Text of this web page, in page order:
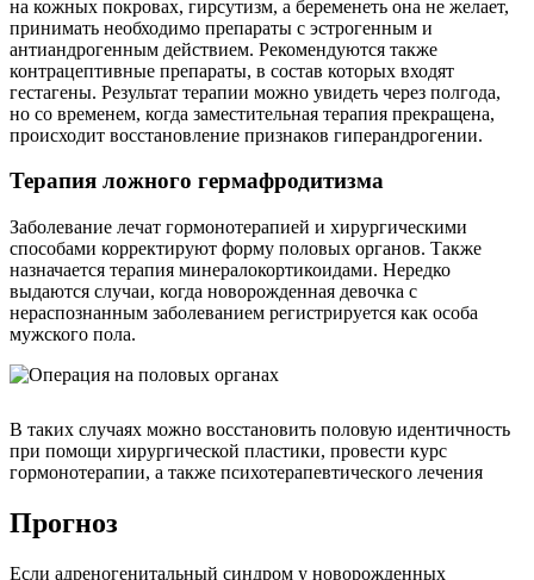
на кожных покровах, гирсутизм, а беременеть она не желает,
принимать необходимо препараты с эстрогенным и
антиандрогенным действием. Рекомендуются также
контрацептивные препараты, в состав которых входят
гестагены. Результат терапии можно увидеть через полгода,
но со временем, когда заместительная терапия прекращена,
происходит восстановление признаков гиперандрогении.
Терапия ложного гермафродитизма
Заболевание лечат гормонотерапией и хирургическими
способами корректируют форму половых органов. Также
назначается терапия минералокортикоидами. Нередко
выдаются случаи, когда новорожденная девочка с
нераспознанным заболеванием регистрируется как особа
мужского пола.
В таких случаях можно восстановить половую идентичность
при помощи хирургической пластики, провести курс
гормонотерапии, а также психотерапевтического лечения
Прогноз
Если адреногенитальный синдром у новорожденных